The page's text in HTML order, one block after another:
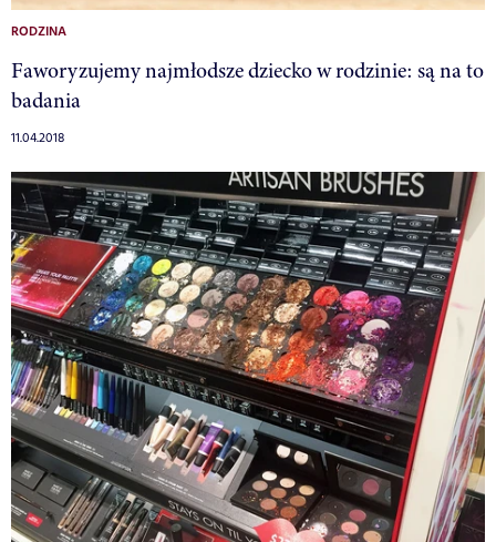
RODZINA
Faworyzujemy najmłodsze dziecko w rodzinie: są na to
badania
11.04.2018